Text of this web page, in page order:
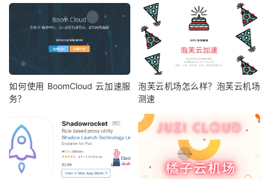
如何使用 BoomCloud 云加速服
务？
泡芙云机场怎么样？泡芙云机场
测速